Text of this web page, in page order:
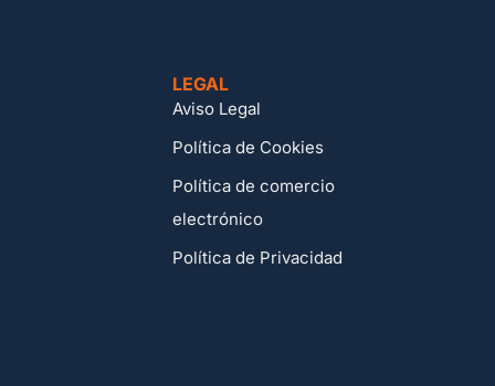
LEGAL
Aviso Legal
Política de Cookies
Política de comercio
electrónico
Política de Privacidad